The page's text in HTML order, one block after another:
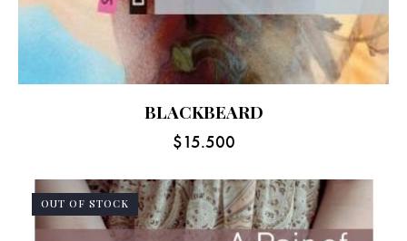
BLACKBEARD
$15.500
OUT OF STOCK